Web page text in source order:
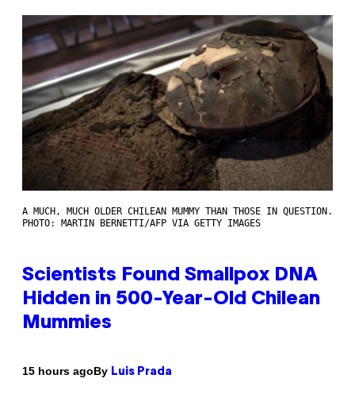
A MUCH, MUCH OLDER CHILEAN MUMMY THAN THOSE IN QUESTION.
PHOTO: MARTIN BERNETTI/AFP VIA GETTY IMAGES
Scientists Found Smallpox DNA
Hidden in 500-Year-Old Chilean
Mummies
15 hours agoBy Luis Prada